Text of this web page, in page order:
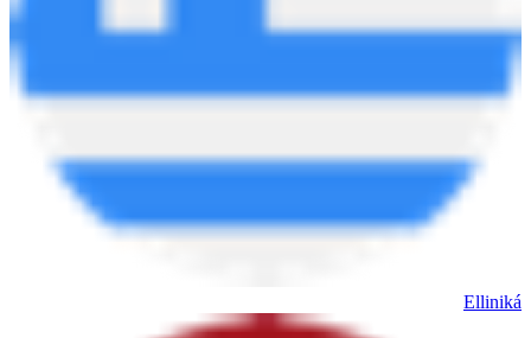
Elliniká